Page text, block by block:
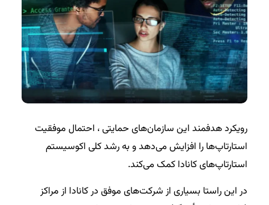
رویکرد هدفمند این سازمان‌های حمایتی ، احتمال موفقیت
استارتاپ‌ها را افزایش می‌دهد و به رشد کلی اکوسیستم
استارتاپ‌های کانادا کمک می‌کند.
در این راستا بسیاری از شرکت‌های موفق در کانادا از مراکز